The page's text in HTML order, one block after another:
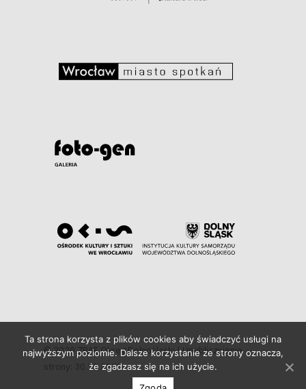
© 2020 ZPAF Okręg Dolnośląski | Upublicznienie
strony: 30.10.2020
Ta strona korzysta z plików cookies aby świadczyć usługi na
najwyższym poziomie. Dalsze korzystanie ze strony oznacza,
że zgadzasz się na ich użycie.